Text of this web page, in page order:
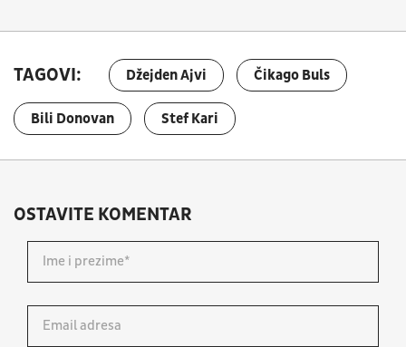
TAGOVI: Džejden Ajvi Čikago Buls
Bili Donovan Stef Kari
OSTAVITE KOMENTAR